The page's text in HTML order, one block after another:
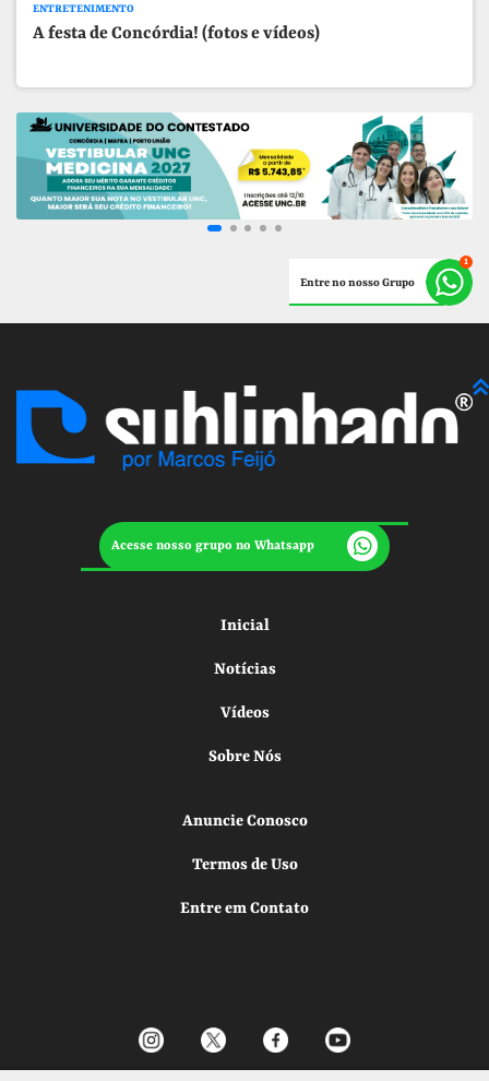
ENTRETENIMENTO
A festa de Concórdia! (fotos e vídeos)
Entre no nosso Grupo
Acesse nosso grupo no Whatsapp
Inicial
Notícias
Vídeos
Sobre Nós
Anuncie Conosco
Termos de Uso
Entre em Contato